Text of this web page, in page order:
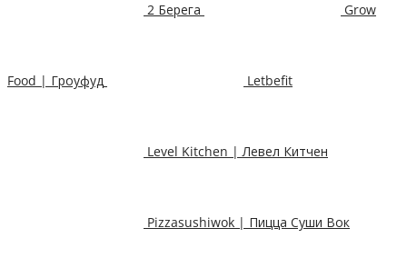
2 Берега Grow
Food | Гроуфуд Letbefit
Level Kitchen | Левел Китчен
Pizzasushiwok | Пицца Суши Вок